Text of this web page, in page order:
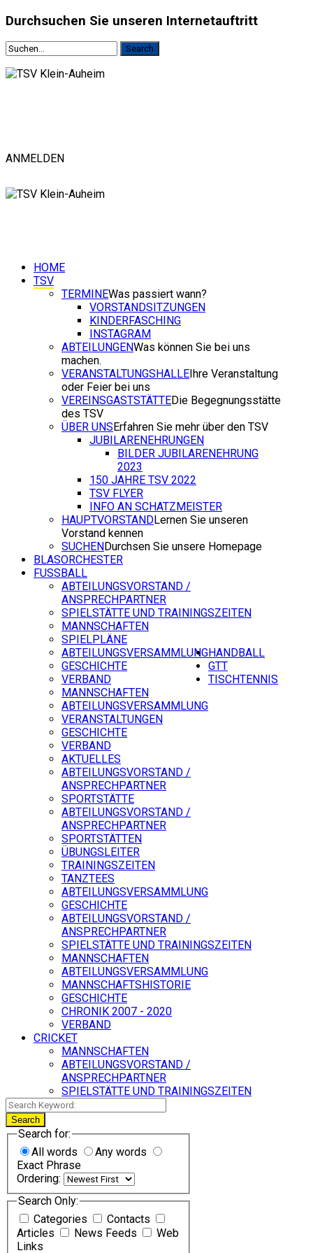
Durchsuchen Sie unseren Internetauftritt
ANMELDEN
HOME
TSV
TERMINEWas passiert wann?
VORSTANDSITZUNGEN
KINDERFASCHING
INSTAGRAM
ABTEILUNGENWas können Sie bei uns
machen.
VERANSTALTUNGSHALLE Ihre Veranstaltung
oder Feier bei uns
VEREINSGASTSTÄTTEDie Begegnungsstätte
des TSV
ÜBER UNS Erfahren Sie mehr über den TSV
JUBILARENEHRUNGEN
BILDER JUBILARENEHRUNG
2023
150 JAHRE TSV 2022
TSV FLYER
INFO AN SCHATZMEISTER
HAUPTVORSTANDLernen Sie unseren
Vorstand kennen
SUCHEN Durchsen Sie unsere Homepage
BLASORCHESTER
FUSSBALL
ABTEILUNGSVORSTAND /
ANSPRECHPARTNER
SPIELSTÄTTE UND TRAININGSZEITEN
MANNSCHAFTEN
SPIELPLÄNE
ABTEILUNGSVERSAMMLUNG
GESCHICHTE
VERBAND
HANDBALL
MANNSCHAFTEN
ABTEILUNGSVERSAMMLUNG
VERANSTALTUNGEN
GESCHICHTE
VERBAND
AKTUELLES
ABTEILUNGSVORSTAND /
ANSPRECHPARTNER
SPORTSTÄTTE
GTT
ABTEILUNGSVORSTAND /
ANSPRECHPARTNER
SPORTSTÄTTEN
ÜBUNGSLEITER
TRAININGSZEITEN
TANZTEES
ABTEILUNGSVERSAMMLUNG
GESCHICHTE
TISCHTENNIS
ABTEILUNGSVORSTAND /
ANSPRECHPARTNER
SPIELSTÄTTE UND TRAININGSZEITEN
MANNSCHAFTEN
ABTEILUNGSVERSAMMLUNG
MANNSCHAFTSHISTORIE
GESCHICHTE
CHRONIK 2007 - 2020
VERBAND
CRICKET
MANNSCHAFTEN
ABTEILUNGSVORSTAND /
ANSPRECHPARTNER
SPIELSTÄTTE UND TRAININGSZEITEN
Search
Search for:
All words
Any words
Exact Phrase
Ordering:
Search Only:
Categories
Contacts
Articles
News Feeds
Links